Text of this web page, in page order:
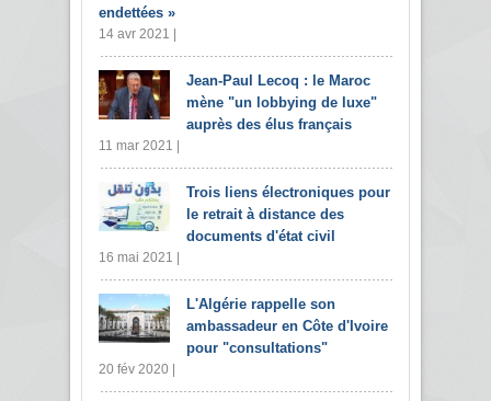
endettées »
14 avr 2021 |
Jean-Paul Lecoq : le Maroc
mène "un lobbying de luxe"
auprès des élus français
11 mar 2021 |
Trois liens électroniques pour
le retrait à distance des
documents d'état civil
16 mai 2021 |
L'Algérie rappelle son
ambassadeur en Côte d'Ivoire
pour "consultations"
20 fév 2020 |